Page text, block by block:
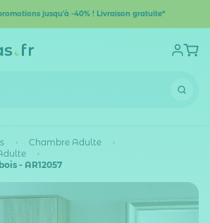
jusqu'à -40% ! Livraison gratuite*
Chambre Adulte
- AR12057